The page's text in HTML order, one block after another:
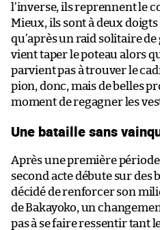
l’inverse, ils reprennent le
Mieux, ils sont à deux
qu’après un raid solitaire de
vient taper le poteau alors
parvient pas à trouver le
pion, donc, mais de belles
moment de regagner les
Une bataille sans
Après une première
second acte débute sur des
décidé de renforcer son
de Bakayoko, un
pas à se faire ressentir tant